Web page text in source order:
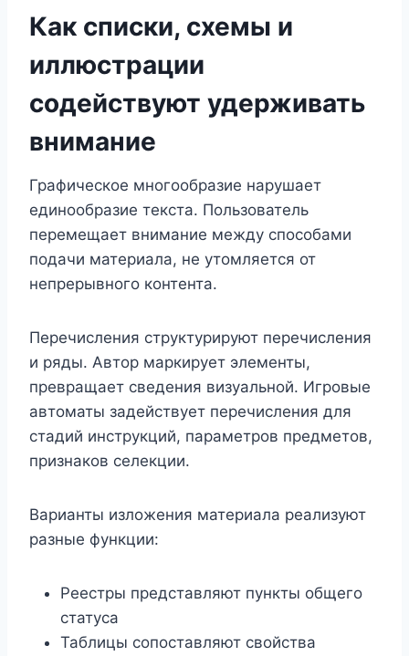
Как списки, схемы и
иллюстрации
содействуют удерживать
внимание
Графическое многообразие нарушает
единообразие текста. Пользователь
перемещает внимание между способами
подачи материала, не утомляется от
непрерывного контента.
Перечисления структурируют перечисления
и ряды. Автор маркирует элементы,
превращает сведения визуальной. Игровые
автоматы задействует перечисления для
стадий инструкций, параметров предметов,
признаков селекции.
Варианты изложения материала реализуют
разные функции:
Реестры представляют пункты общего
статуса
Таблицы сопоставляют свойства